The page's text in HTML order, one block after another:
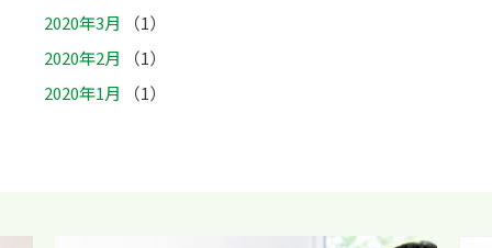
2020年3月
（1）
2020年2月
（1）
2020年1月
（1）